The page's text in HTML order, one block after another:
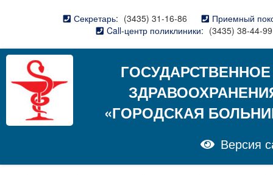
Секретарь: (3435) 31-16-86
Приемный
Call-центр поликлиники: (3435) 38-44-99
«ГОРОДСКАЯ
Версия